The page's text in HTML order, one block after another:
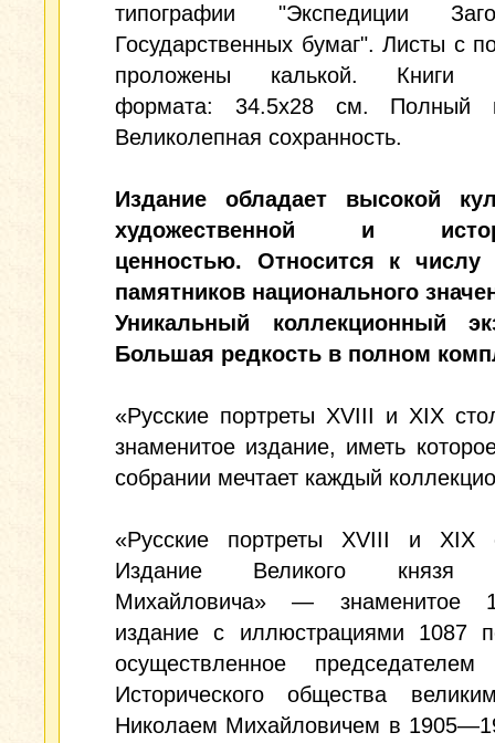
типографии "Экспедиции
Государственных бумаг". Листы с
проложены калькой. Книги
формата: 34.5x28 см. Полный
Великолепная сохранность.
Издание обладает высокой
художественной и
ценностью. Относится к числу
памятников национального
Уникальный коллекционный
Большая редкость в полном
«Русские портреты XVIII и XIX
знаменитое издание, иметь
собрании мечтает каждый
«Русские портреты XVIII и XIX
Издание Великого князя
Михайловича» — знаменитое
издание с иллюстрациями 1087
осуществленное председателем
Исторического общества
Николаем Михайловичем в